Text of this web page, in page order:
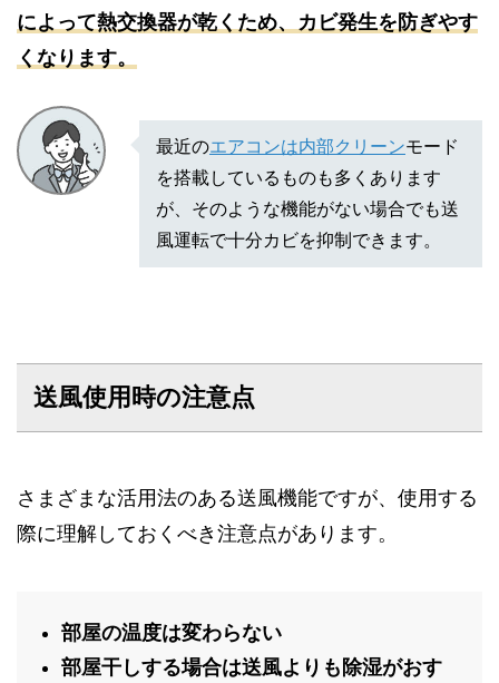
によって熱交換器が乾くため、カビ発生を防ぎやす
くなります。
最近のエアコンは内部クリーンモード
を搭載しているものも多くあります
が、そのような機能がない場合でも送
風運転で十分カビを抑制できます。
送風使用時の注意点
さまざまな活用法のある送風機能ですが、使用する
際に理解しておくべき注意点があります。
部屋の温度は変わらない
部屋干しする場合は送風よりも除湿がおす